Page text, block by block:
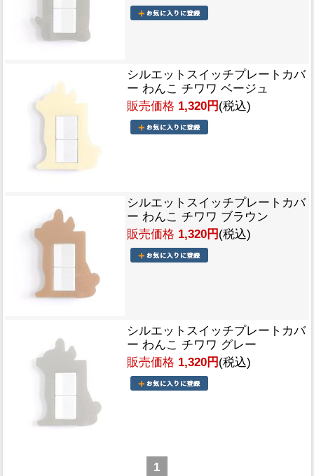
シルエットスイッチプレートカバ
ー わんこ チワワ ベージュ
販売価格 1,320円 (税込)
シルエットスイッチプレートカバ
ー わんこ チワワ ブラウン
販売価格 1,320円 (税込)
シルエットスイッチプレートカバ
ー わんこ チワワ グレー
販売価格 1,320円 (税込)
1